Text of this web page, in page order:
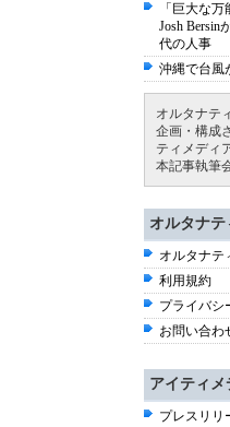
「巨大な
Josh Bersin
代の人事
沖縄で台風
オルタナテ
企画・構成
ティメディ
本記事執筆
オルタナ
オルタナテ
利用規約
プライバシ
お問い合わ
アイティ
プレスリリ